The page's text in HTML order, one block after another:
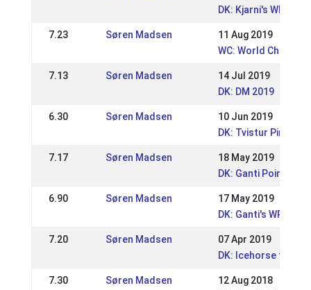
DK: Kjarni's WRL /
7.23 Søren Madsen
11 Aug 2019
WC: World
7.13 Søren Madsen
14 Jul 2019
DK: DM 2019
6.30 Søren Madsen
10 Jun 2019
DK: Tvistur
7.17 Søren Madsen
18 May 2019
DK: Ganti
6.90 Søren Madsen
17 May 2019
DK: Ganti's WRL
7.20 Søren Madsen
07 Apr 2019
DK: Icehorse
7.30 Søren Madsen
12 Aug 2018